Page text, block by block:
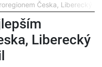
Česka, Liberecký
Liberecký